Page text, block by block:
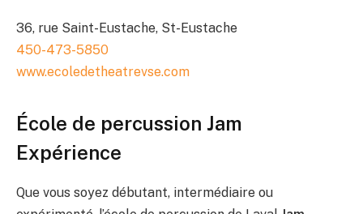
36, rue Saint-Eustache, St-Eustache
450-473-5850
www.ecoledetheatrevse.com
École de percussion Jam
Expérience
Que vous soyez débutant, intermédiaire ou